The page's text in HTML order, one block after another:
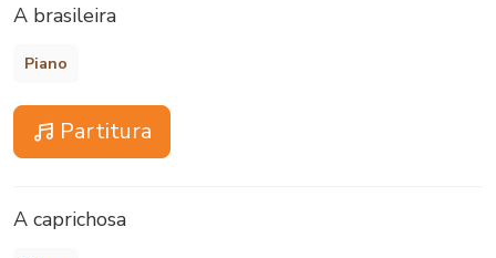
A brasileira
Piano
Partitura
A caprichosa